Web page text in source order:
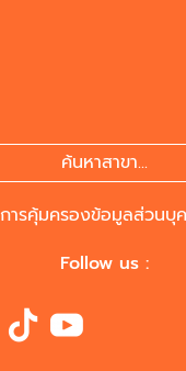
ค้นหาสาขา...
การคุ้มครองข้อมูลส่วนบุ
Follow us :